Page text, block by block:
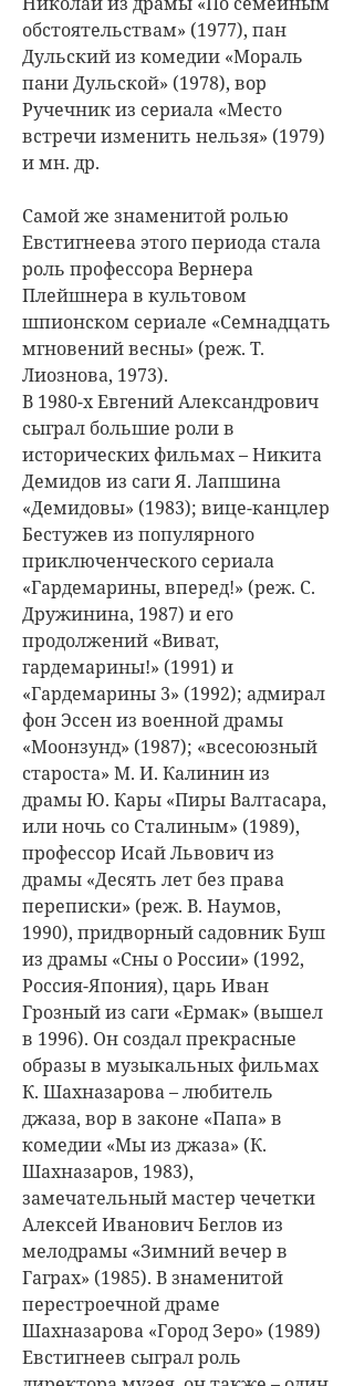
обстоятельствам» (1977), пан
Дульский из комедии «Мораль
пани Дульской» (1978), вор
Ручечник из сериала «Место
встречи изменить нельзя» (1979)
и мн. др.
Самой же знаменитой ролью
Евстигнеева этого периода стала
роль профессора Вернера
Плейшнера в культовом
шпионском сериале «Семнадцать
мгновений весны» (реж. Т.
Лиознова, 1973).
В 1980-х Евгений Александрович
сыграл большие роли в
исторических фильмах – Никита
Демидов из саги Я. Лапшина
«Демидовы» (1983); вице-канцлер
Бестужев из популярного
приключенческого сериала
«Гардемарины, вперед!» (реж. С.
Дружинина, 1987) и его
продолжений «Виват,
гардемарины!» (1991) и
«Гардемарины 3» (1992); адмирал
фон Эссен из военной драмы
«Моонзунд» (1987); «всесоюзный
староста» М. И. Калинин из
драмы Ю. Кары «Пиры Валтасара,
или ночь со Сталиным» (1989),
профессор Исай Львович из
драмы «Десять лет без права
переписки» (реж. В. Наумов,
1990), придворный садовник Буш
из драмы «Сны о России» (1992,
Россия-Япония), царь Иван
Грозный из саги «Ермак» (вышел
в 1996). Он создал прекрасные
образы в музыкальных фильмах
К. Шахназарова – любитель
джаза, вор в законе «Папа» в
комедии «Мы из джаза» (К.
Шахназаров, 1983),
замечательный мастер чечетки
Алексей Иванович Беглов из
мелодрамы «Зимний вечер в
Гаграх» (1985). В знаменитой
перестроечной драме
Шахназарова «Город Зеро» (1989)
Евстигнеев сыграл роль